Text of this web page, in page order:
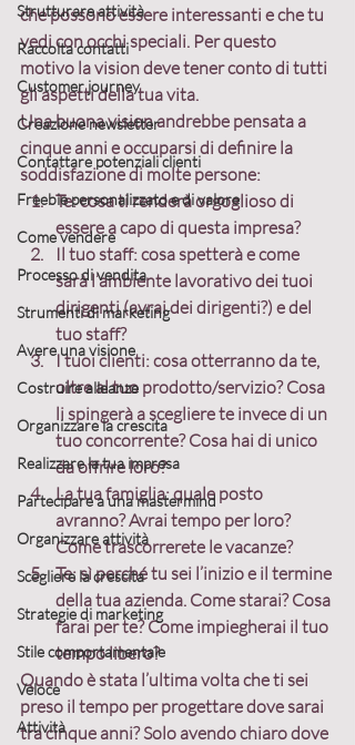
Strutturare attività
Raccolta contatti
Customer journey
Creazione newsletter
Contattare potenziali clienti
Freebie personalizzato e di valore
Come vendere
Processo di vendita
Strumenti di marketing
Avere una visione
Costruire alleanze
Organizzare la crescita
Realizzare la tua impresa
Partecipare a una mastermind
Organizzare attività
Scegliere la crescita
Strategie di marketing
Stile comportamentale
Veloce
Attività
che possono essere interessanti e che tu
vedi con occhi speciali. Per questo
motivo la vision deve tener conto di tutti
gli aspetti della tua vita.
Una buona vision andrebbe pensata a
cinque anni e occuparsi di definire la
soddisfazione di molte persone:
Te: cosa ti renderà orgoglioso di
essere a capo di questa impresa?
Il tuo staff: cosa spetterà e come
sarà l’ambiente lavorativo dei tuoi
dirigenti (avrai dei dirigenti?) e del
tuo staff?
I tuoi clienti: cosa otterranno da te,
oltre al tuo prodotto/servizio? Cosa
li spingerà a scegliere te invece di un
tuo concorrente? Cosa hai di unico
da offrire loro?
La tua famiglia: quale posto
avranno? Avrai tempo per loro?
Come trascorrerete le vacanze?
Te: sì perché tu sei l’inizio e il termine
della tua azienda. Come starai? Cosa
farai per te? Come impiegherai il tuo
tempo libero?
Quando è stata l’ultima volta che ti sei
preso il tempo per progettare dove sarai
tra cinque anni? Solo avendo chiaro dove